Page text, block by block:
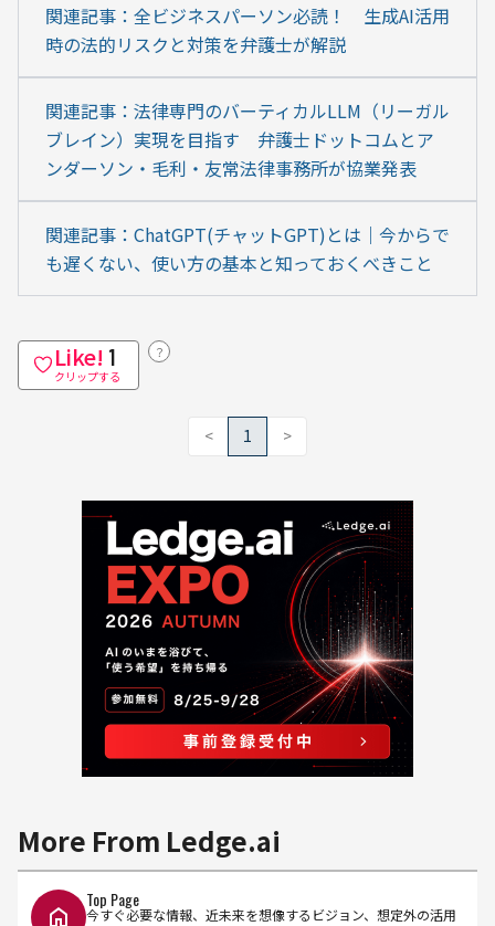
関連記事：全ビジネスパーソン必読！　生成AI活用
時の法的リスクと対策を弁護士が解説
関連記事：法律専門のバーティカルLLM（リーガル
ブレイン）実現を目指す　弁護士ドットコムとア
ンダーソン・毛利・友常法律事務所が協業発表
関連記事：ChatGPT(チャットGPT)とは｜今からで
も遅くない、使い方の基本と知っておくべきこと
Like! 1
クリップする
？
< 1 >
More From Ledge.ai
Top Page
今すぐ必要な情報、近未来を想像するビジョン、想定外の活用